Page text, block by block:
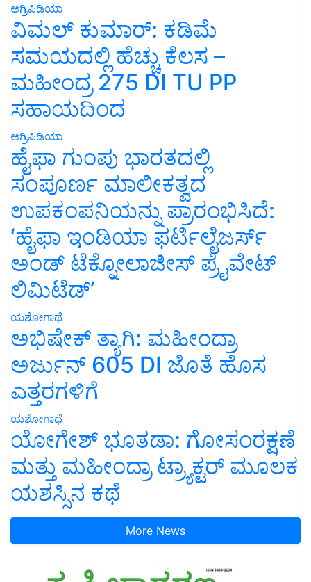
ಅಗ್ರಿಪಿಡಿಯಾ
ವಿಮಲ್ ಕುಮಾರ್: ಕಡಿಮೆ
ಸಮಯದಲ್ಲಿ ಹೆಚ್ಚು ಕೆಲಸ –
ಮಹೀಂದ್ರ 275 DI TU PP
ಸಹಾಯದಿಂದ
ಅಗ್ರಿಪಿಡಿಯಾ
ಹೈಫಾ ಗುಂಪು ಭಾರತದಲ್ಲಿ
ಸಂಪೂರ್ಣ ಮಾಲೀಕತ್ವದ
ಉಪಕಂಪನಿಯನ್ನು ಪ್ರಾರಂಭಿಸಿದೆ:
‘ಹೈಫಾ ಇಂಡಿಯಾ ಫರ್ಟಿಲೈಜರ್ಸ್
ಅಂಡ್ ಟೆಕ್ನೋಲಾಜೀಸ್ ಪ್ರೈವೇಟ್
ಲಿಮಿಟೆಡ್’
ಯಶೋಗಾಥೆ
ಅಭಿಷೇಕ್ ತ್ಯಾಗಿ: ಮಹೀಂದ್ರಾ
ಅರ್ಜುನ್ 605 DI ಜೊತೆ ಹೊಸ
ಎತ್ತರಗಳಿಗೆ
ಯಶೋಗಾಥೆ
ಯೋಗೇಶ್ ಭೂತಡಾ: ಗೋಸಂರಕ್ಷಣೆ
ಮತ್ತು ಮಹೀಂದ್ರಾ ಟ್ರ್ಯಾಕ್ಟರ್ ಮೂಲಕ
ಯಶಸ್ಸಿನ ಕಥೆ
More News